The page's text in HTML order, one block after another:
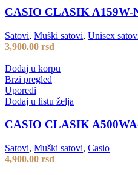
CASIO CLASIK A159W-
Satovi, Muški satovi, Unisex
3,900.00 rsd
Dodaj u korpu
Brzi pregled
Uporedi
Dodaj u listu želja
CASIO CLASIK
Satovi, Muški satovi, Casio
4,900.00 rsd